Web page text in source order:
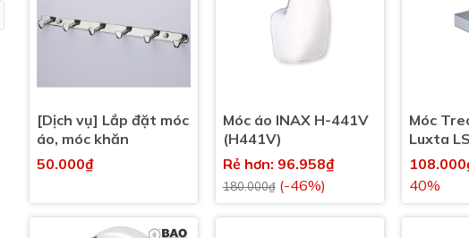
Combo thiết bị vệ sinh Lộc Nghi lựa
Combo thiết bị vệ sinh chính hãng
Combo Máy nước nóng năng lượng
Combo thiết bị vệ sinh cao cấp
[Dịch vụ] Lắp đặt móc
áo, móc khăn
50.000₫
Móc áo INAX H-441V
(H441V)
Rẻ hơn: 96.958₫
180.000₫ (-46%)
Móc
Luxta
40%